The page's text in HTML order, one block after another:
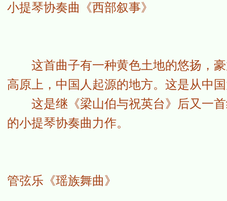
小提琴协奏曲《西部叙事》
这首曲子有一种黄色土地的悠扬，豪
高原上，中国人起源的地方。这是从中
这是继《梁山伯与祝英台》后又一首
的小提琴协奏曲力作。
管弦乐《瑶族舞曲》